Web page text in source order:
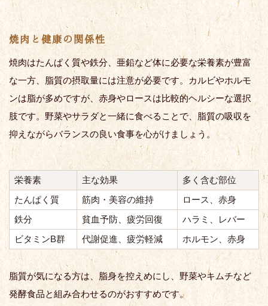
焼肉と健康の関係性
焼肉はたんぱく質や鉄分、亜鉛など体に必要な栄養素が豊富
な一方、脂質の摂取量には注意が必要です。カルビやホルモ
ンは脂が多めですが、赤身やロースは比較的ヘルシーな選択
肢です。野菜やサラダと一緒に食べることで、脂質の吸収を
抑えながらバランスの良い食事を心がけましょう。
栄養素 主な効果
多く含む部位
たんぱく質
筋肉・美容の維持
ロース、赤身
鉄分
貧血予防、疲労回復
ハラミ、レバー
ビタミンB群
代謝促進、疲労軽減 ホルモン、赤身
脂質が気になる方は、脂身を控えめにし、野菜やキムチなど
発酵食品と組み合わせるのがおすすめです。